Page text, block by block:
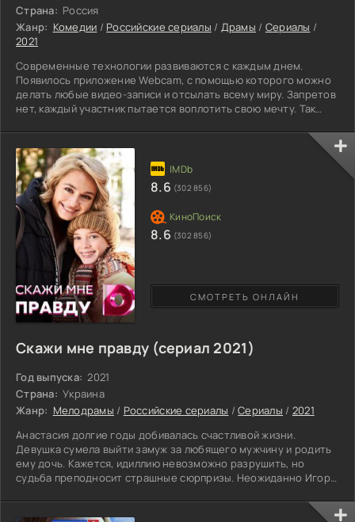
Страна: Россия
Жанр: Комедии / Российские сериалы / Драмы / Сериалы /
2021
Современные технологии развиваются с каждым днем.
Появилось приложение Webcam, с помощью которого можно
делать любые видео-записи и отсылать всему миру. Запретов
нет, каждый участник пытается воплотить свою мечту. Так
лазеек позволяющие стать богатым и независимым. Лера
полная оторва, для достижения цели готова почти на все.
Спутник девушки Влад, совсем непохож на подругу,
рассудительный умник, всегда взвешивает последствия своих
Скажи мне правду (сериал 2021)
Год выпуска: 2021
Страна: Украина
Жанр: Мелодрамы / Российские сериалы /Сериалы / 2021
Анастасия долгие годы добивалась счастливой жизни.
Девушка сумела выйти замуж за любящего мужчину и родить
ему дочь. Кажется, идиллию невозможно разрушить, но
судьба преподносит страшные сюрпризы. Неожиданно Игорь
преступление. Жена верит, что любимый подобного не
СМОТРЕТЬ ОНЛАЙН
8.6 (302 856)
8.6 (302 856)